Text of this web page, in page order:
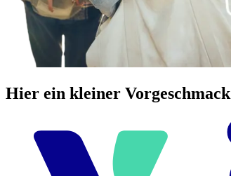
Hier ein kleiner Vorgeschmack